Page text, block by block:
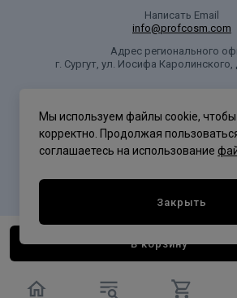
В корзину
Написать Email
info@profcosm.com
Адрес регионального
г. Сургут, ул. Иосифа
Мы используем файлы cookie, чтобы
корректно. Продолжая
соглашаетесь на использование
Закрыть